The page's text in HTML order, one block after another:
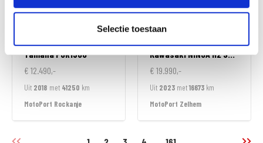
Selectie toestaan
YamahaFJR1300
€ 12.490,-
Uit 2018 met 41250 km
MotoPort Rockanje
KawasakiNINJA H2 SX SPECIAL EDITION
€ 19.990,-
Uit 2023 met16673 km
MotoPort Zelhem